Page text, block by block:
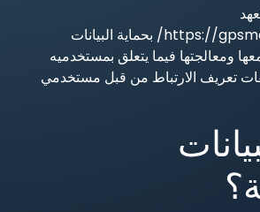
https://gpsmonacogroup.com/ بحماية البيانات
ومعالجتها فيما يتعلق بمستخدميه
تعريف الارتباط من قبل مستخدمي